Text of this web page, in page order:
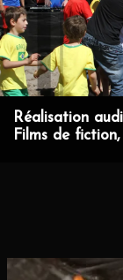
PRODUCTION A/V
DÉVELOPPEMENT
EN IMAGE
CONTACT
Réalisation
Films de